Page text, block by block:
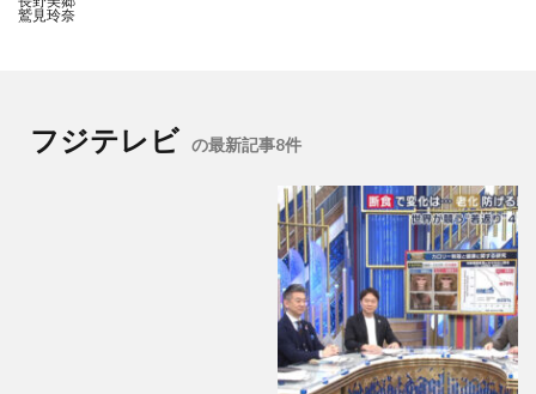
鷲見玲奈
フジテレビ の最新記事8件